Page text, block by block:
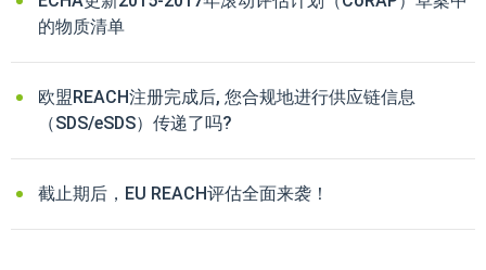
的物质清单
欧盟REACH注册完成后, 您合规地进行供应链信息
（SDS/eSDS）传递了吗?
截止期后，EU REACH评估全面来袭！